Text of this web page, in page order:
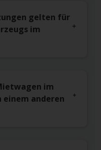
gelten für
im
im
einem anderen